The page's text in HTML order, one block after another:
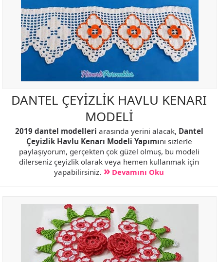
DANTEL ÇEYİZLİK HAVLU KENARI
MODELİ
2019 dantel modelleri arasında yerini alacak, Dantel
Çeyizlik Havlu Kenarı Modeli Yapımını sizlerle
paylaşıyorum, gerçekten çok güzel olmuş, bu modeli
dilerseniz çeyizlik olarak veya hemen kullanmak için
yapabilirsiniz.
Devamını Oku